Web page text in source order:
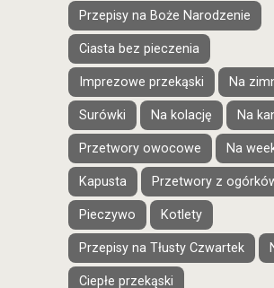
Przepisy na Boże Narodzenie
Ciasta bez pieczenia
Imprezowe przekąski Na
Surówki Na kolację Na
Przetwory owocowe Na
Kapusta Przetwory z
Pieczywo Kotlety
Przepisy na Tłusty Czwartek
Ciepłe przekąski